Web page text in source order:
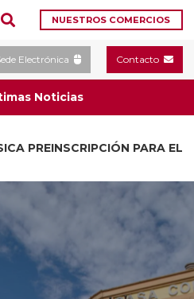
NUESTROS COMERCIOS
Electrónica Contacto
Noticias
PREINSCRIPCIÓN PARA EL